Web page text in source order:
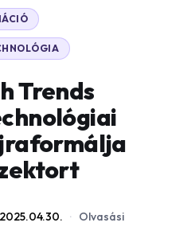
Trends
2025.04.30. · Olvasási